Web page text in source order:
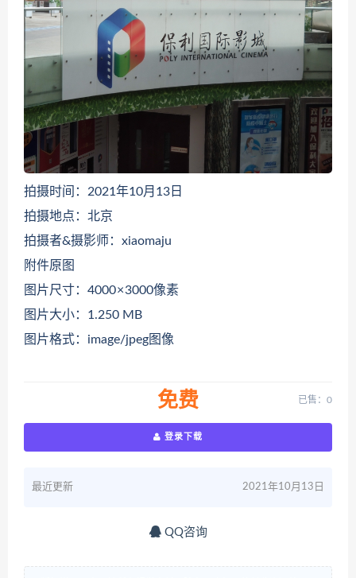
拍摄时间：2021年10月13日
拍摄地点：北京
拍摄者&摄影师：xiaomaju
附件原图
图片尺寸：4000 × 3000像素
图片大小：1.250 MB
图片格式：image/jpeg图像
免费 已售：0
登录下载
最近更新 2021年10月13日
QQ咨询